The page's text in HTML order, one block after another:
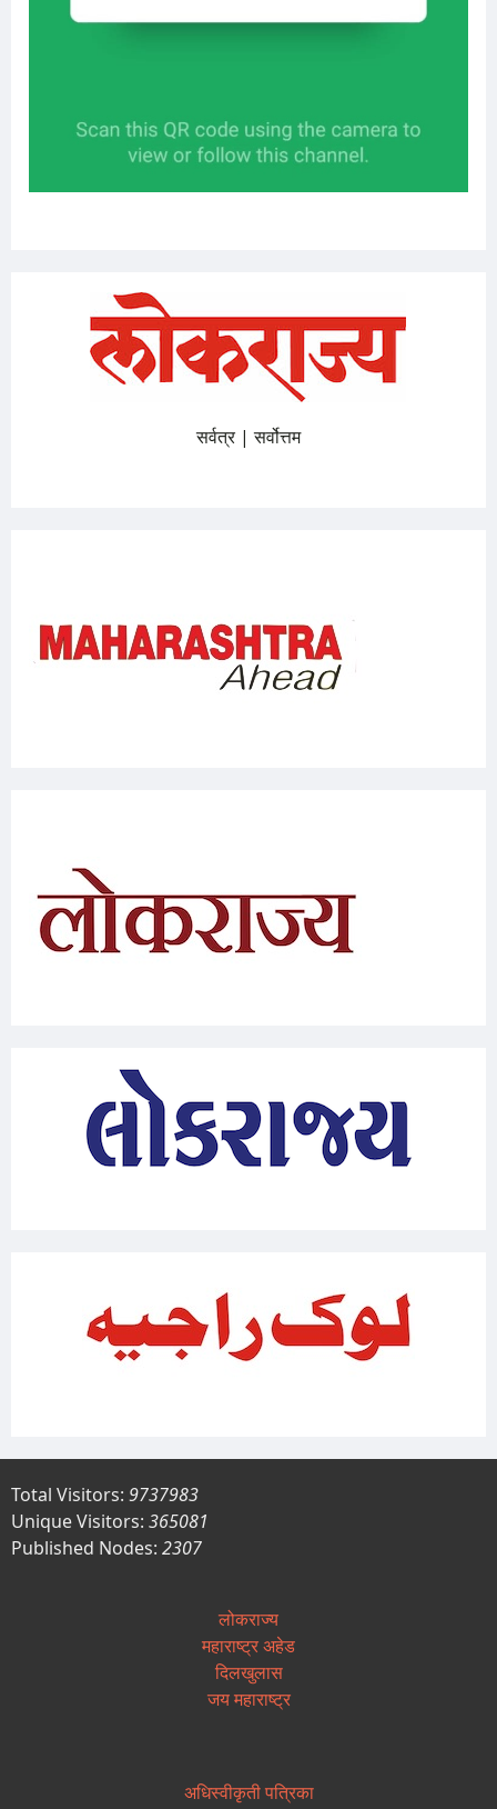
सर्वत्र | सर्वोत्तम
Total Visitors: 9737983
Unique Visitors: 365081
Published Nodes: 2307
लोकराज्य
महाराष्ट्र अहेड
दिलखुलास
जय महाराष्ट्र
अधिस्वीकृती पत्रिका